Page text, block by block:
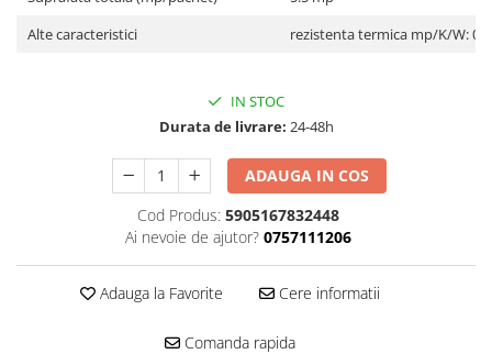
Accesorii electrice
Amestecatoare electrice
Dalti, spituri, leviere
Cuttere, cutite si foarfece
Accesorii si consumabile
si frezare
Alte caracteristici
rezistenta termica mp/K/W:
IN STOC
Durata de livrare: 24-48h
ADAUGA IN COS
Cod Produs: 5905167832448
Ai nevoie de ajutor? 0757111206
Adauga la Favorite Cere informatii
Comanda rapida